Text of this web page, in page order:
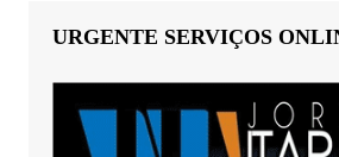
URGENTE SERVIÇOS